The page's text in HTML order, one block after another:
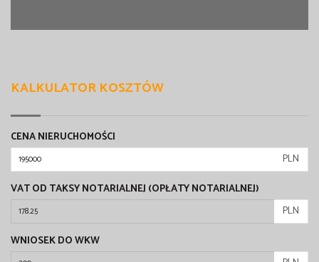
KALKULATOR KOSZTÓW
CENA NIERUCHOMOŚCI
PLN
VAT OD TAKSY NOTARIALNEJ (OPŁATY NOTARIALNEJ)
PLN
WNIOSEK DO WKW